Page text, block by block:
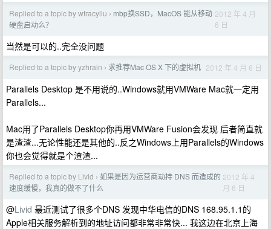
Replied to a topic by wtracyliu › mbp换SSD，MacOS 能从移动
硬盘启动么？
2012 年 4 月
6 日
当然是可以的..完全没问题
Replied to a topic by yzhrain › 求推荐Mac OS X 下的虚拟机 2012 年 4 月 6 日
Parallels Desktop 是不用说的..Windows就用VMWare Mac就一定用
Parallels...
Mac用了Parallels Desktop你再用VMWare Fusion会发现 后者简直就
是渣渣...无论性能还是其他的..反之Windows上用Parallels的Windows
你也会觉得就是个渣渣...
Replied to a topic by Livid › 如果是因为运营商劫持 DNS 而造成的
速度缓慢，我真的做不了什么
2012 年 4
月 6 日
@Livid 最近测试了很多个DNS 发现中华电信的DNS 168.95.1.1的
Apple相关服务解析到的地址访问都非常非常快... 我这边在北京上海